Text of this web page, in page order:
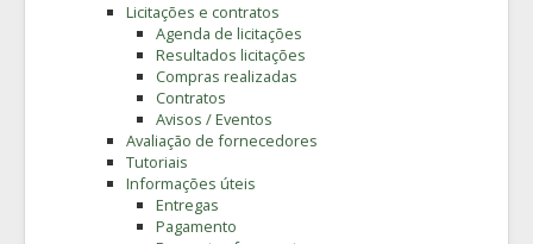
Licitações e contratos
Agenda de licitações
Resultados licitações
Compras realizadas
Contratos
Avisos / Eventos
Avaliação de fornecedores
Tutoriais
Informações úteis
Entregas
Pagamento